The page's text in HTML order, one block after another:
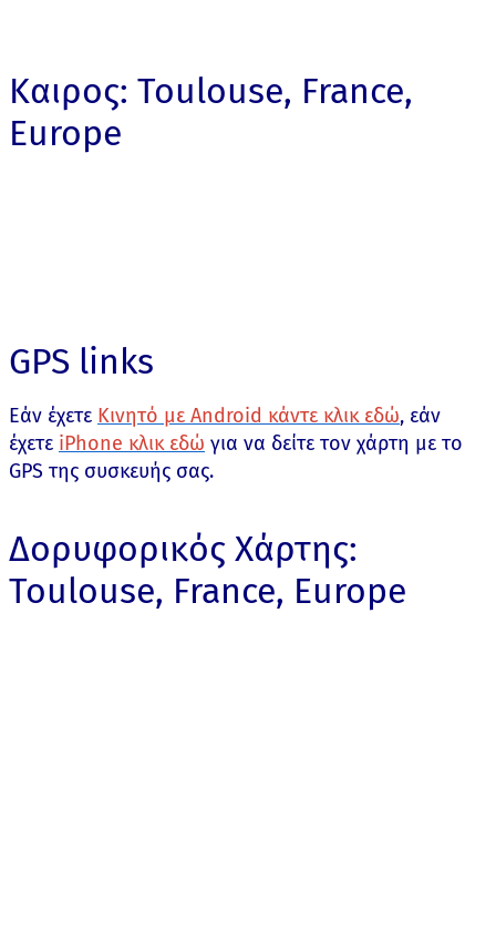
Καιρος: Toulouse, France,
Europe
GPS links
Εάν έχετε Κινητό με Android κάντε κλικ εδώ, εάν
έχετε iPhone κλικ εδώ για να δείτε τον χάρτη με το
GPS της συσκευής σας.
Δορυφορικός Χάρτης:
Toulouse, France, Europe